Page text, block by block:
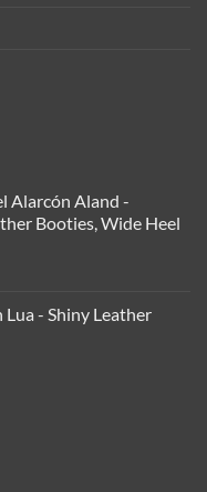
Alarcón Aland -
Booties, Wide Heel
- Shiny Leather